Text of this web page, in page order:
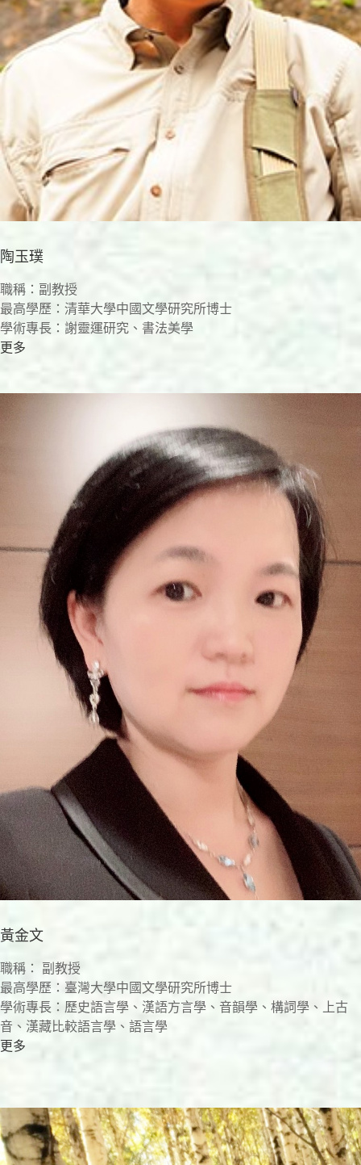
陶玉璞
職稱：副教授
最高學歷：清華大學中國文學研究所博士
學術專長：謝靈運研究、書法美學
更多
黃金文
職稱： 副教授
最高學歷：臺灣大學中國文學研究所博士
學術專長：歷史語言學、漢語方言學、音韻學、構詞學、上古
音、漢藏比較語言學、語言學
更多